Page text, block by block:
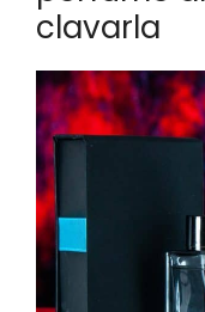
clavarla